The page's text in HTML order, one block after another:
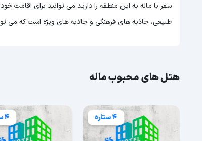
سفر با ماله به این منطقه را دارید می توانید برای اقامت
طبیعی، جاذبه های فرهنگی و جاذبه های ویژه است که می
هتل های محبوب ماله
4 ستاره 4 ستاره